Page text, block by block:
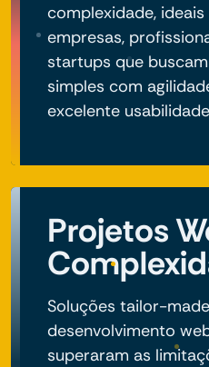
complexidade,
empresas,
startups que
simples com
excelente
Projetos
Soluções tailor-
desenvolvimento
superaram as